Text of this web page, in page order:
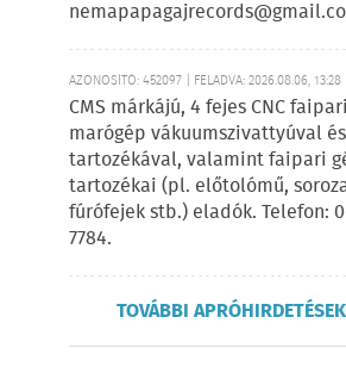
AZONOSÍTÓ: 452097 | FELADVA: 2026.08.06, 13:28
CMS márkájú, 4 fejes CNC faipari
marógép vákuumszivattyúval
tartozékával, valamint faipari
tartozékai (pl. előtolómű,
fúrófejek stb.) eladók. Telefon:
7784.
TOVÁBBI APRÓHIRDETÉSEK